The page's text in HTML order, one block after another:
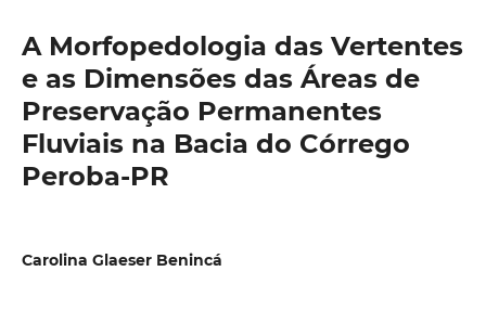
A Morfopedologia das Vertentes
e as Dimensões das Áreas de
Preservação Permanentes
Fluviais na Bacia do Córrego
Peroba-PR
Carolina Glaeser Benincá